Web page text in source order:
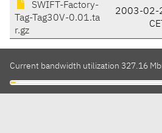
SWIFT-Factory-
Tag-Tag30V-0.01.ta
r.gz
2003-02-
CET
Current bandwidth utilization 327.16